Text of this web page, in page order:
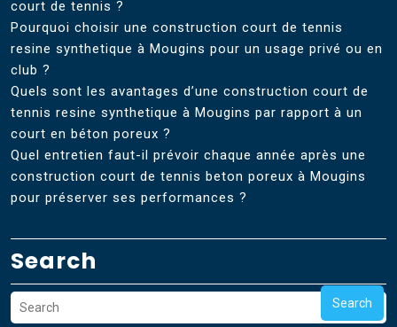
court de tennis ?
Pourquoi choisir une construction court de tennis
resine synthetique à Mougins pour un usage privé ou en
club ?
Quels sont les avantages d’une construction court de
tennis resine synthetique à Mougins par rapport à un
court en béton poreux ?
Quel entretien faut-il prévoir chaque année après une
construction court de tennis beton poreux à Mougins
pour préserver ses performances ?
Search
Search